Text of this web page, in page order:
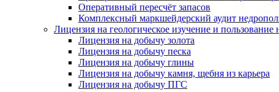
Оперативный пересчёт запасов
Комплексный маркшейдерский аудит
Лицензия на геологическое изучение и пользование
Лицензия на добычу золота
Лицензия на добычу песка
Лицензия на добычу глины
Лицензия на добычу камня, щебня из карьера
Лицензия на добычу ПГС